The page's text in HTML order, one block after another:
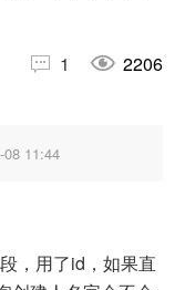
 1  2206
08 11:44
，用了id，如果直